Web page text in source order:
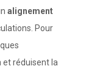
alignement
Pour
et réduisent la